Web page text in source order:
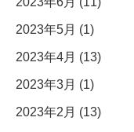
2023年5月 (1)
2023年4月 (13)
2023年3月 (1)
2023年2月 (13)